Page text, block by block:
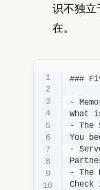
识不独立
在。
###
-
What
- The
You
-
- The